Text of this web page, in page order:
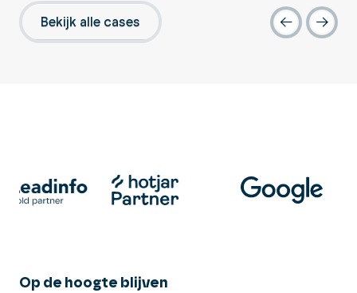
Bekijk alle cases
Op de hoogte blijven